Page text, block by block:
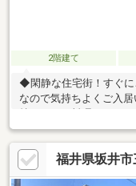
2階建て
◆閑静な住宅街！すぐ
なので気持ちよくご入
富！◆ショッピングセ
内覧くださいませ！
福井県坂井